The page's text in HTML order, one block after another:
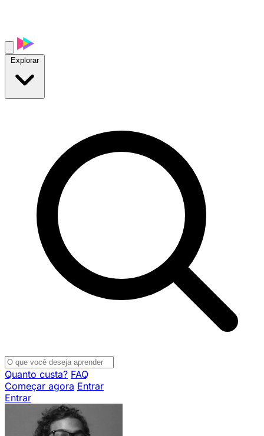
Explorar
Quanto custa? FAQ
Começar agora Entrar
Entrar